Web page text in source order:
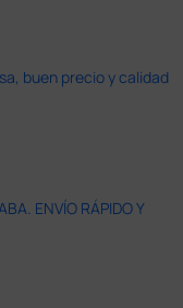
buen precio y calidad
ENVÍO RÁPIDO Y